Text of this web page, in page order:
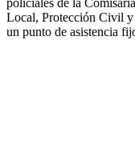
policiales de la
Local, Protección Civil y
un punto de asistencia